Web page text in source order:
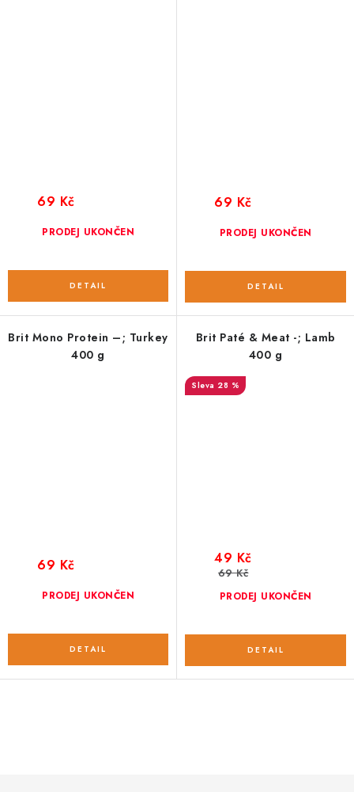
PRODEJ UKONČEN
69 Kč
PRODEJ UKONČEN
69 Kč
Brit Mono Protein –; Turkey
400 g
PRODEJ UKONČEN
69 Kč
Brit Paté & Meat -; Lamb
400 g
28 %
PRODEJ UKONČEN
49 Kč
69 Kč